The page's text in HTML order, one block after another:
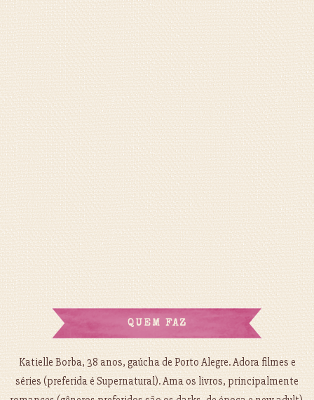
QUEM FAZ
Katielle Borba, 38 anos, gaúcha de Porto Alegre. Adora filmes e
séries (preferida é Supernatural). Ama os livros, principalmente